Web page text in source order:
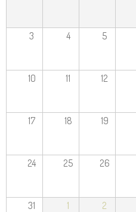
3 4 5
10 11 12
17 18 19
24 25 26
31 1 2